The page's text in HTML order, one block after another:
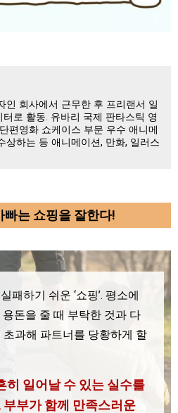
인 회사에서 근무한 후 프리랜서 일
터로 활동. 유바리 국제 판타스틱 영
편영화 쇼케이스 부문 우수 애니메
상하는 등 애니메이션, 만화, 일러스
는 쇼핑을 잘한다!
패하기 쉬운 ‘쇼핑’. 평소에
돈을 줄 때 부탁한 것과 다
과해 파트너를 당황하게 할
히 일어날 수 있는 실수를
부부가 함께 만족스러운